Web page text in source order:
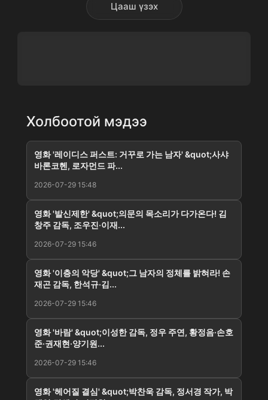
Цааш үзэх
Холбоотой мэдээ
영화 '레이디스 퍼스트: 거꾸로 가는 남자' &quot;사샤
바론코헨, 로자먼드 파...
2026-07-29 15:48
영화 '발신제한' &quot;의문의 목소리가 다가온다! 김
창주 감독, 조우진·이재...
2026-07-29 15:46
영화 '이층의 악당' &quot;그 남자의 정체를 밝혀라! 손
재곤 감독, 한석규·김...
2026-07-29 15:46
영화 '바람' &quot;이성한 감독, 정우 주연, 황정음·손호
준·권재현·양기원...
2026-07-29 15:46
영화 '헤어질 결심' &quot;박찬욱 감독, 정서경 작가, 박